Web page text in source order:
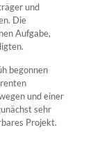
und
Die
Aufgabe,
begonnen
und einer
sehr
Projekt.